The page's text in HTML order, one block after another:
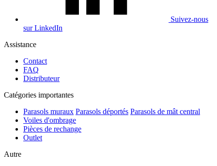
Suivez-nous
sur LinkedIn
Assistance
Contact
FAQ
Distributeur
Catégories importantes
Parasols muraux Parasols déportés Parasols de mât central
Voiles d'ombrage
Pièces de rechange
Outlet
Autre